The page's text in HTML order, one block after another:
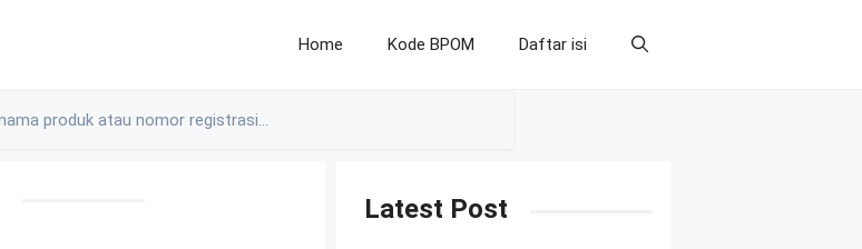
Home Kode BPOM Daftar isi
Latest Post